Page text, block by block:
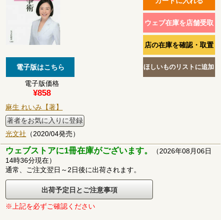
電子版価格
¥858
麻生 れいみ【著】
著者をお気に入りに登録
光文社 （2020/04発売）
ウェブストアに1冊在庫がございます。
（2026年08月06日
14時36分現在）
通常、ご注文翌日～2日後に出荷されます。
出荷予定日とご注意事項
※上記を必ずご確認ください